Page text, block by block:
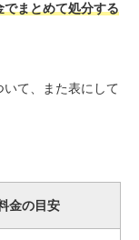
まとめて処分する
て、また表にして
金の目安